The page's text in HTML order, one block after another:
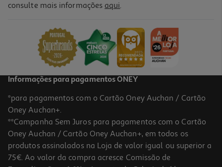
consulte mais informações aqui.
Informações para pagamentos ONEY
*para pagamentos com o Cartão Oney Auchan / Cartão
Oney Auchan+.
**Campanha Sem Juros para pagamentos com o Cartão
Oney Auchan / Cartão Oney Auchan+, em todos os
produtos assinalados na Loja de valor igual ou superior a
75€. Ao valor da compra acresce Comissão de